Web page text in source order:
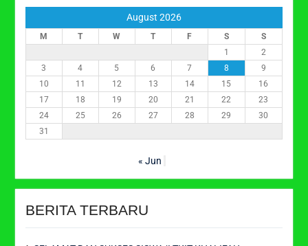
August 2026
M T W T F S
S
1
2
3
4 5 6 7 8
9
10
11 12 13 14 15
16
17
18 19 20 21 22
23
24
25 26 27 28 29
30
31
« Jun
BERITA TERBARU